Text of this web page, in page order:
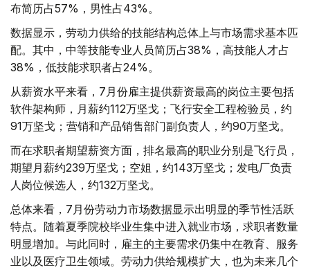
布简历占57%，男性占43%。
数据显示，劳动力供给的技能结构总体上与市场需求基本匹
配。其中，中等技能专业人员简历占38%，高技能人才占
38%，低技能求职者占24%。
从薪资水平来看，7月份雇主提供薪资最高的岗位主要包括
软件架构师，月薪约112万坚戈；飞行安全工程检验员，约
91万坚戈；营销和产品销售部门副负责人，约90万坚戈。
而在求职者期望薪资方面，排名最高的职业分别是飞行员，
期望月薪约239万坚戈；空姐，约143万坚戈；发电厂负责
人岗位候选人，约132万坚戈。
总体来看，7月份劳动力市场数据显示出明显的季节性活跃
特点。随着夏季院校毕业生集中进入就业市场，求职者数量
明显增加。与此同时，雇主的主要需求仍集中在教育、服务
业以及医疗卫生领域。劳动力供给规模扩大，也为未来几个